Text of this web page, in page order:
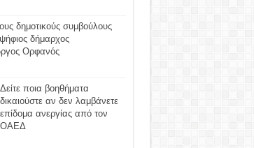
δημοτικούς συμβούλους
δήμαρχος
Ορφανός
Δείτε ποια βοηθήματα
δικαιούστε αν δεν λαμβάνετε
επίδομα ανεργίας από τον
ΟΑΕΔ